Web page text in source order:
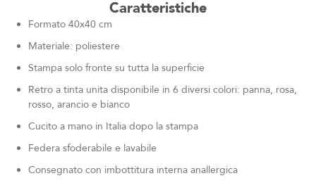
Caratteristiche
Formato 40x40 cm
Materiale: poliestere
Stampa solo fronte su tutta la superficie
Retro a tinta unita disponibile in 6 diversi colori: panna, rosa,
rosso, arancio e bianco
Cucito a mano in Italia dopo la stampa
Federa sfoderabile e lavabile
Consegnato con imbottitura interna anallergica